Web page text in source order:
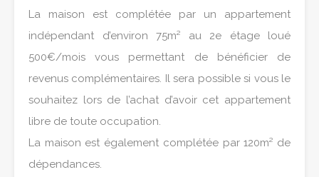
La maison est complétée par un appartement
indépendant d’environ 75m² au 2e étage loué
500€/mois vous permettant de bénéficier de
revenus complémentaires. Il sera possible si vous le
souhaitez lors de l’achat d’avoir cet appartement
libre de toute occupation.
La maison est également complétée par 120m² de
dépendances.